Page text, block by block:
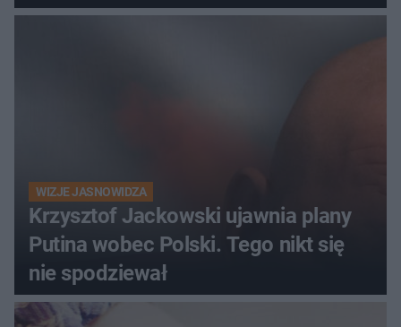
WIZJE JASNOWIDZA
Krzysztof Jackowski ujawnia plany
Putina wobec Polski. Tego nikt się
nie spodziewał